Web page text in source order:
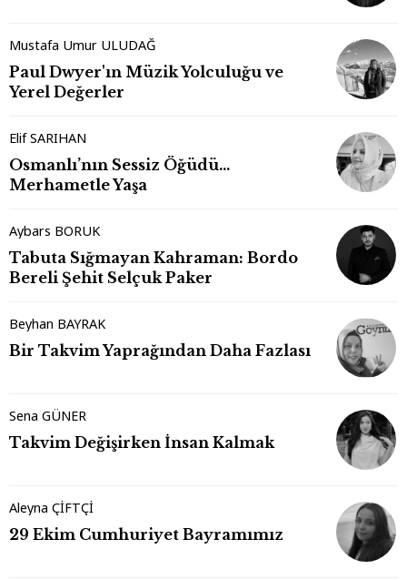
Mustafa Umur ULUDAĞ
Paul Dwyer'ın Müzik Yolculuğu ve
Yerel Değerler
Elif SARIHAN
Osmanlı’nın Sessiz Öğüdü…
Merhametle Yaşa
Aybars BORUK
Tabuta Sığmayan Kahraman: Bordo
Bereli Şehit Selçuk Paker
Beyhan BAYRAK
Bir Takvim Yaprağından Daha Fazlası
Sena GÜNER
Takvim Değişirken İnsan Kalmak
Aleyna ÇİFTÇİ
29 Ekim Cumhuriyet Bayramımız